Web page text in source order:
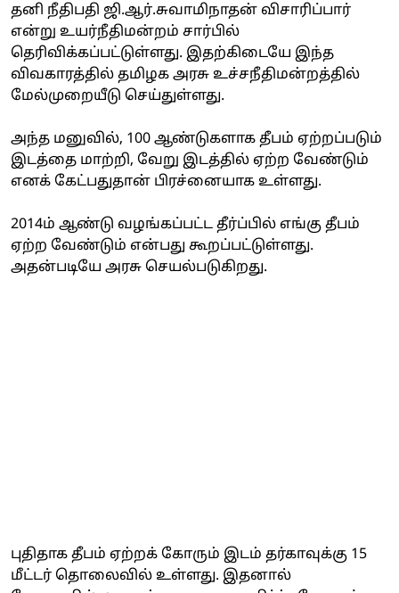
தனி நீதிபதி ஜி.ஆர்.சுவாமிநாதன் விசாரிப்பார்
என்று உயர்நீதிமன்றம் சார்பில்
தெரிவிக்கப்பட்டுள்ளது. இதற்கிடையே இந்த
விவகாரத்தில் தமிழக அரசு உச்சநீதிமன்றத்தில்
மேல்முறையீடு செய்துள்ளது.
அந்த மனுவில், 100 ஆண்டுகளாக தீபம் ஏற்றப்படும்
இடத்தை மாற்றி, வேறு இடத்தில் ஏற்ற வேண்டும்
எனக் கேட்பதுதான் பிரச்னையாக உள்ளது.
2014ம் ஆண்டு வழங்கப்பட்ட தீர்ப்பில் எங்கு தீபம்
ஏற்ற வேண்டும் என்பது கூறப்பட்டுள்ளது.
அதன்படியே அரசு செயல்படுகிறது.
புதிதாக தீபம் ஏற்றக் கோரும் இடம் தர்காவுக்கு 15
மீட்டர் தொலைவில் உள்ளது. இதனால்